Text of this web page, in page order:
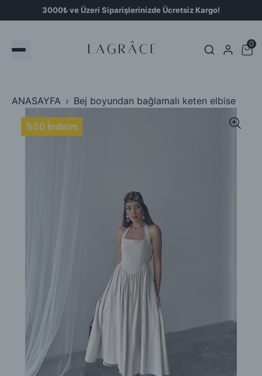
3000₺ ve Üzeri Siparişlerinizde Ücretsiz Kargo!
0
ANASAYFA Bej boyundan bağlamalı keten elbise
%50 İndirim